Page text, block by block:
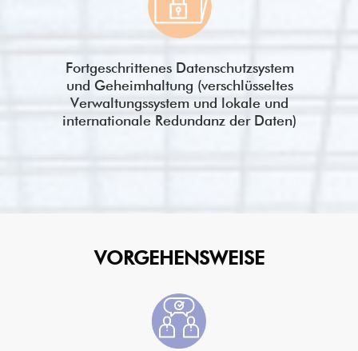
Fortgeschrittenes Datenschutzsystem
und Geheimhaltung (verschlüsseltes
Verwaltungssystem und lokale und
internationale Redundanz der Daten)
VORGEHENSWEISE